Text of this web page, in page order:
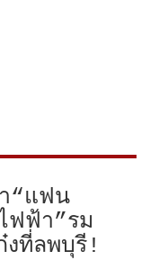
“แฟน
ฟฟ้า”รม
งที่ลพบุรี!